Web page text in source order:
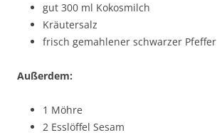
gut 300 ml Kokosmilch
Kräutersalz
frisch gemahlener schwarzer Pfeffer
Außerdem:
1 Möhre
2 Esslöffel Sesam